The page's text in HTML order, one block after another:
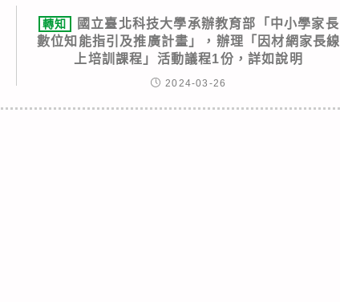
轉知
國立臺北科技大學承辦教育部「中小學家長
數位知能指引及推廣計畫」，辦理「因材網家長線
上培訓課程」活動議程1份，詳如說明
2024-03-26